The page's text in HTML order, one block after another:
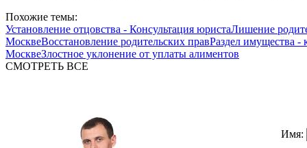
Похожие темы:
Установление отцовства - Консультация юристаЛишение
МосквеВосстановление родительских правРаздел имущества -
МосквеЗлостное уклонение от уплаты алиментов
СМОТРЕТЬ ВСЕ
Имя: